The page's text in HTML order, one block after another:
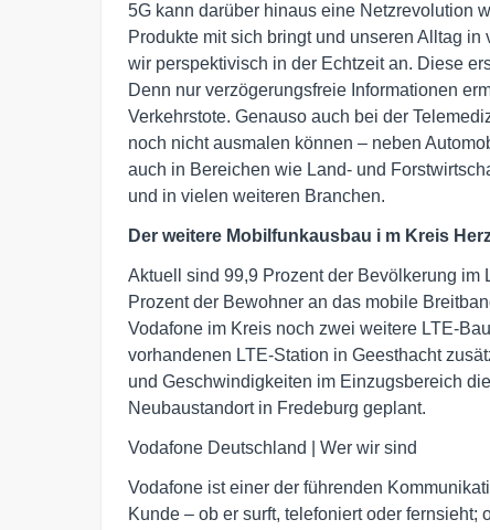
5G kann darüber hinaus eine Netzrevolution
Produkte mit sich bringt und unseren Alltag
wir perspektivisch in der Echtzeit an. Diese
Denn nur verzögerungsfreie Informationen
Verkehrstote. Genauso auch bei der
noch nicht ausmalen können – neben
auch in Bereichen wie Land- und
und in vielen weiteren Branchen.
Der weitere Mobilfunkausbau i m Kreis
Aktuell sind 99,9 Prozent der Bevölkerung
Prozent der Bewohner an das mobile
Vodafone im Kreis noch zwei weitere LTE-
vorhandenen LTE-Station in Geesthacht
und Geschwindigkeiten im Einzugsbereich
Neubaustandort in Fredeburg geplant.
Vodafone Deutschland | Wer wir sind
Vodafone ist einer der führenden
Kunde – ob er surft, telefoniert oder